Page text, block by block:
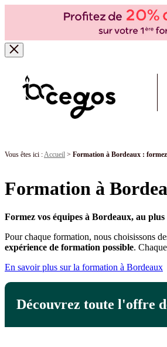
Vous êtes ici :Accueil > Formation à Bordeaux :
Formation à
Formez vos équipes à Bordeaux, au
Pour chaque formation, nous choisissons
expérience de formation possible.
En savoir plus sur la formation à Bordeaux
Découvrez toute l'offre